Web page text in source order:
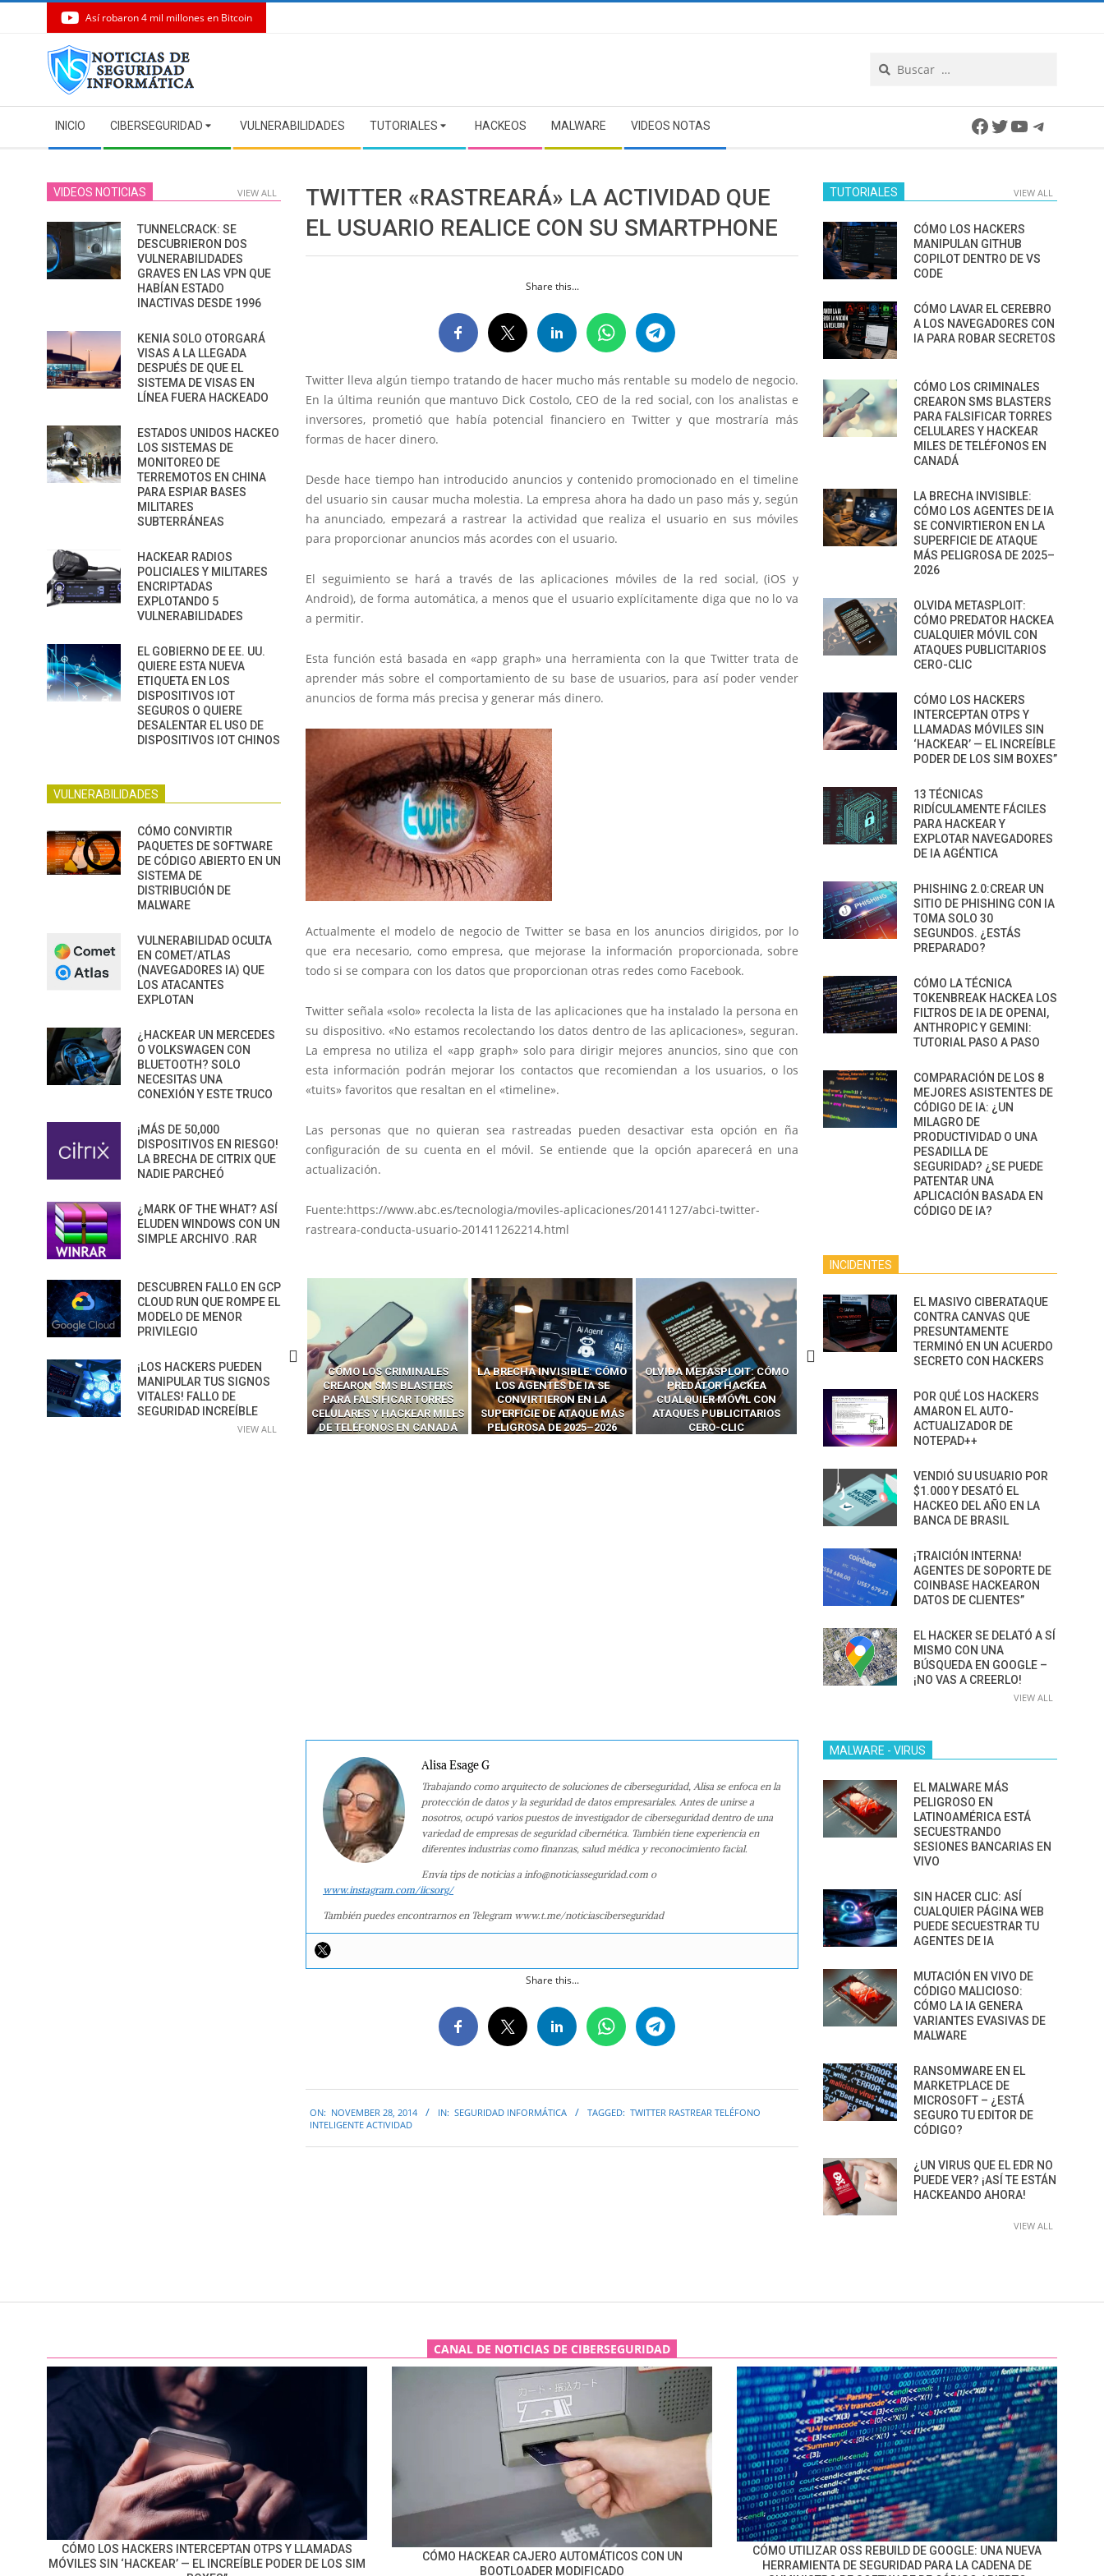
Así robaron 4 mil millones en Bitcoin
Navigation
Menu
INICIO CIBERSEGURIDAD VULNERABILIDADES TUTORIALES HACKEOS MALWARE VIDEOS NOTAS Facebook
Twitter
YouTube
TWITTER «RASTREARÁ» LA ACTIVIDAD QUE
EL USUARIO REALICE CON SU SMARTPHONE
Share this...
Twitter lleva algún tiempo tratando de hacer mucho más rentable su modelo de negocio.
En la última reunión que mantuvo Dick Costolo, CEO de la red social, con los analistas e
inversores, prometió que había potencial financiero en Twitter y que mostraría más
formas de hacer dinero.
Desde hace tiempo han introducido anuncios y contenido promocionado en el timeline
del usuario sin causar mucha molestia. La empresa ahora ha dado un paso más y, según
ha anunciado, empezará a rastrear la actividad que realiza el usuario en sus móviles
para proporcionar anuncios más acordes con el usuario.
El seguimiento se hará a través de las aplicaciones móviles de la red social, (iOS y
Android), de forma automática, a menos que el usuario explícitamente diga que no lo va
a permitir.
Esta función está basada en «app graph» una herramienta con la que Twitter trata de
aprender más sobre el comportamiento de su base de usuarios, para así poder vender
anuncios de forma más precisa y generar más dinero.
Actualmente el modelo de negocio de Twitter se basa en los anuncios dirigidos, por lo
que era necesario, como empresa, que mejorase la información proporcionada, sobre
todo si se compara con los datos que proporcionan otras redes como Facebook.
Twitter señala «solo» recolecta la lista de las aplicaciones que ha instalado la persona en
su dispositivo. «No estamos recolectando los datos dentro de las aplicaciones», seguran.
La empresa no utiliza el «app graph» solo para dirigir mejores anuncios, sino que con
esta información podrán mejorar los contactos que recomiendan a los usuarios, o los
«tuits» favoritos que resaltan en el «timeline».
Las personas que no quieran sea rastreadas pueden desactivar esta opción en ña
configuración de su cuenta en el móvil. Se entiende que la opción aparecerá en una
actualización.
Fuente:https://www.abc.es/tecnologia/moviles-aplicaciones/20141127/abci-twitter-
rastreara-conducta-usuario-201411262214.html
LAVAR EL CEREBRO A
NAVEGADORES CON IA
ROBAR SECRETOS
CÓMO LOS CRIMINALES
CREARON SMS BLASTERS
PARA FALSIFICAR TORRES
CELULARES Y HACKEAR MILES
DE TELÉFONOS EN CANADÁ
LA BRECHA INVISIBLE: CÓMO
LOS AGENTES DE IA SE
CONVIRTIERON EN LA
SUPERFICIE DE ATAQUE MÁS
PELIGROSA DE 2025–2026
OLVIDA METASPLOIT: CÓMO
PREDATOR HACKEA
CUALQUIER MÓVIL CON
ATAQUES PUBLICITARIOS
CERO-CLIC
CÓMO LOS HACKERS
INTERCEPTAN OTPS Y
LLAMADAS MÓVILES SIN
‘HACKEAR’ — EL INCREÍBLE
PODER DE LOS SIM BOXES”
PARA HACKEAR Y EXPLOTAR
NAVEGADORES DE IA
AGÉNTICA
COPILOT DENTRO DE VS
Alisa Esage G
Trabajando como arquitecto de soluciones de ciberseguridad, Alisa se enfoca en la
protección de datos y la seguridad de datos empresariales. Antes de unirse a
nosotros, ocupó varios puestos de investigador de ciberseguridad dentro de una
variedad de empresas de seguridad cibernética. También tiene experiencia en
diferentes industrias como finanzas, salud médica y reconocimiento facial.
Envía tips de noticias a info@noticiasseguridad.com o
www.instagram.com/iicsorg/
También puedes encontrarnos en Telegram www.t.me/noticiasciberseguridad
Share this...
11-
ON: NOVEMBER 28, 2014 IN: SEGURIDAD INFORMÁTICA TAGGED: TWITTER RASTREAR TELÉFONO
INTELIGENTE ACTIVIDAD
VIDEOS NOTICIAS VIEW ALL
TUNNELCRACK: SE
DESCUBRIERON DOS
VULNERABILIDADES
GRAVES EN LAS VPN QUE
HABÍAN ESTADO
INACTIVAS DESDE 1996
KENIA SOLO OTORGARÁ
VISAS A LA LLEGADA
DESPUÉS DE QUE EL
SISTEMA DE VISAS EN
LÍNEA FUERA HACKEADO
ESTADOS UNIDOS HACKEO
LOS SISTEMAS DE
MONITOREO DE
TERREMOTOS EN CHINA
PARA ESPIAR BASES
MILITARES
SUBTERRÁNEAS
HACKEAR RADIOS
POLICIALES Y MILITARES
ENCRIPTADAS
EXPLOTANDO 5
VULNERABILIDADES
EL GOBIERNO DE EE. UU.
QUIERE ESTA NUEVA
ETIQUETA EN LOS
DISPOSITIVOS IOT
SEGUROS O QUIERE
DESALENTAR EL USO DE
DISPOSITIVOS IOT CHINOS
VULNERABILIDADES
CÓMO CONVIRTIR
PAQUETES DE SOFTWARE
DE CÓDIGO ABIERTO EN UN
SISTEMA DE
DISTRIBUCIÓN DE
MALWARE
VULNERABILIDAD OCULTA
EN COMET/ATLAS
(NAVEGADORES IA) QUE
LOS ATACANTES
EXPLOTAN
¿HACKEAR UN MERCEDES
O VOLKSWAGEN CON
BLUETOOTH? SOLO
NECESITAS UNA
CONEXIÓN Y ESTE TRUCO
¡MÁS DE 50,000
DISPOSITIVOS EN RIESGO!
LA BRECHA DE CITRIX QUE
NADIE PARCHEÓ
¿MARK OF THE WHAT? ASÍ
ELUDEN WINDOWS CON UN
SIMPLE ARCHIVO .RAR
DESCUBREN FALLO EN GCP
CLOUD RUN QUE ROMPE EL
MODELO DE MENOR
PRIVILEGIO
¡LOS HACKERS PUEDEN
MANIPULAR TUS SIGNOS
VITALES! FALLO DE
SEGURIDAD INCREÍBLE
VIEW ALL
TUTORIALES VIEW ALL
CÓMO LOS HACKERS
MANIPULAN GITHUB
COPILOT DENTRO DE VS
CODE
CÓMO LAVAR EL CEREBRO
A LOS NAVEGADORES CON
IA PARA ROBAR SECRETOS
CÓMO LOS CRIMINALES
CREARON SMS BLASTERS
PARA FALSIFICAR TORRES
CELULARES Y HACKEAR
MILES DE TELÉFONOS EN
CANADÁ
LA BRECHA INVISIBLE:
CÓMO LOS AGENTES DE IA
SE CONVIRTIERON EN LA
SUPERFICIE DE ATAQUE
MÁS PELIGROSA DE 2025–
2026
OLVIDA METASPLOIT:
CÓMO PREDATOR HACKEA
CUALQUIER MÓVIL CON
ATAQUES PUBLICITARIOS
CERO-CLIC
CÓMO LOS HACKERS
INTERCEPTAN OTPS Y
LLAMADAS MÓVILES SIN
‘HACKEAR’ — EL INCREÍBLE
PODER DE LOS SIM BOXES”
13 TÉCNICAS
RIDÍCULAMENTE FÁCILES
PARA HACKEAR Y
EXPLOTAR NAVEGADORES
DE IA AGÉNTICA
PHISHING 2.0:CREAR UN
SITIO DE PHISHING CON IA
TOMA SOLO 30
SEGUNDOS. ¿ESTÁS
PREPARADO?
CÓMO LA TÉCNICA
TOKENBREAK HACKEA LOS
FILTROS DE IA DE OPENAI,
ANTHROPIC Y GEMINI:
TUTORIAL PASO A PASO
COMPARACIÓN DE LOS 8
MEJORES ASISTENTES DE
CÓDIGO DE IA: ¿UN
MILAGRO DE
PRODUCTIVIDAD O UNA
PESADILLA DE
SEGURIDAD? ¿SE PUEDE
PATENTAR UNA
APLICACIÓN BASADA EN
CÓDIGO DE IA?
INCIDENTES
EL MASIVO CIBERATAQUE
CONTRA CANVAS QUE
PRESUNTAMENTE
TERMINÓ EN UN ACUERDO
SECRETO CON HACKERS
POR QUÉ LOS HACKERS
AMARON EL AUTO-
ACTUALIZADOR DE
NOTEPAD++
VENDIÓ SU USUARIO POR
$1.000 Y DESATÓ EL
HACKEO DEL AÑO EN LA
BANCA DE BRASIL
¡TRAICIÓN INTERNA!
AGENTES DE SOPORTE DE
COINBASE HACKEARON
DATOS DE CLIENTES”
EL HACKER SE DELATÓ A SÍ
MISMO CON UNA
BÚSQUEDA EN GOOGLE –
¡NO VAS A CREERLO!
VIEW ALL
MALWARE - VIRUS
EL MALWARE MÁS
PELIGROSO EN
LATINOAMÉRICA ESTÁ
SECUESTRANDO
SESIONES BANCARIAS EN
VIVO
SIN HACER CLIC: ASÍ
CUALQUIER PÁGINA WEB
PUEDE SECUESTRAR TU
AGENTES DE IA
MUTACIÓN EN VIVO DE
CÓDIGO MALICIOSO:
CÓMO LA IA GENERA
VARIANTES EVASIVAS DE
MALWARE
RANSOMWARE EN EL
MARKETPLACE DE
MICROSOFT – ¿ESTÁ
SEGURO TU EDITOR DE
CÓDIGO?
¿UN VIRUS QUE EL EDR NO
PUEDE VER? ¡ASÍ TE ESTÁN
HACKEANDO AHORA!
VIEW ALL
CANAL DE NOTICIAS DE CIBERSEGURIDAD
CÓMO LOS HACKERS INTERCEPTAN OTPS Y LLAMADAS
MÓVILES SIN ‘HACKEAR’ — EL INCREÍBLE PODER DE LOS SIM
CÓMO HACKEAR CAJERO AUTOMÁTICOS CON UN
BOOTLOADER MODIFICADO
CÓMO UTILIZAR OSS REBUILD DE GOOGLE: UNA NUEVA
HERRAMIENTA DE SEGURIDAD PARA LA CADENA DE